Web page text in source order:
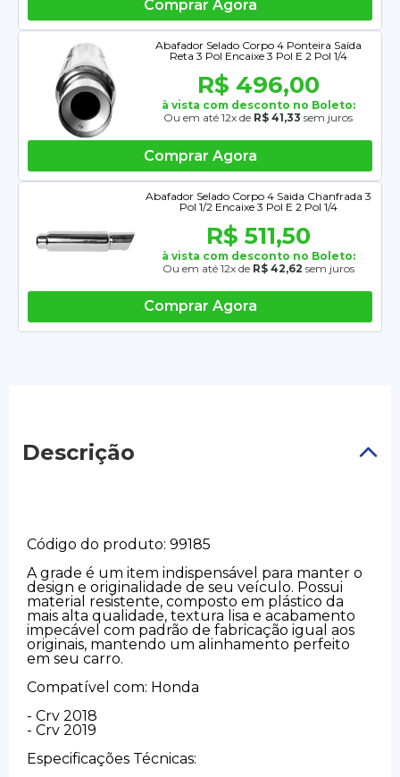
Comprar Agora
Abafador Selado Corpo 4 Ponteira Saída
Reta 3 Pol Encaixe 3 Pol E 2 Pol 1/4
R$ 496,00
à vista com desconto no Boleto:
Ou em até 12x de R$ 41,33 sem juros
Comprar Agora
Abafador Selado Corpo 4 Saida Chanfrada 3
Pol 1/2 Encaixe 3 Pol E 2 Pol 1/4
R$ 511,50
à vista com desconto no Boleto:
Ou em até 12x de R$ 42,62 sem juros
Comprar Agora
Descrição
Código do produto: 99185
A grade é um item indispensável para manter o
design e originalidade de seu veículo. Possui
material resistente, composto em plástico da
mais alta qualidade, textura lisa e acabamento
impecável com padrão de fabricação igual aos
originais, mantendo um alinhamento perfeito
em seu carro.
Compatível com: Honda
- Crv 2018
- Crv 2019
Especificações Técnicas: